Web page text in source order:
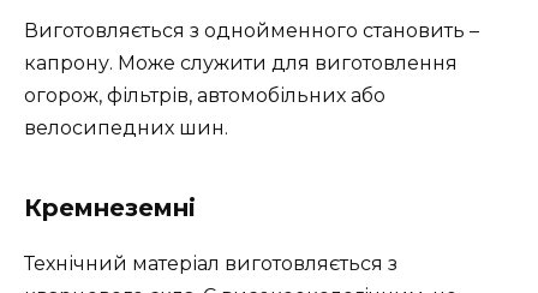
Виготовляється з однойменного становить –
капрону. Може служити для виготовлення
огорож, фільтрів, автомобільних або
велосипедних шин.
Кремнеземні
Технічний матеріал виготовляється з